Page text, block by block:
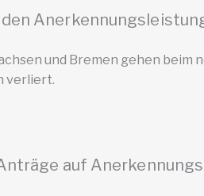
und Bremen gehen
verliert.
auf